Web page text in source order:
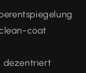
coat
dezentriert